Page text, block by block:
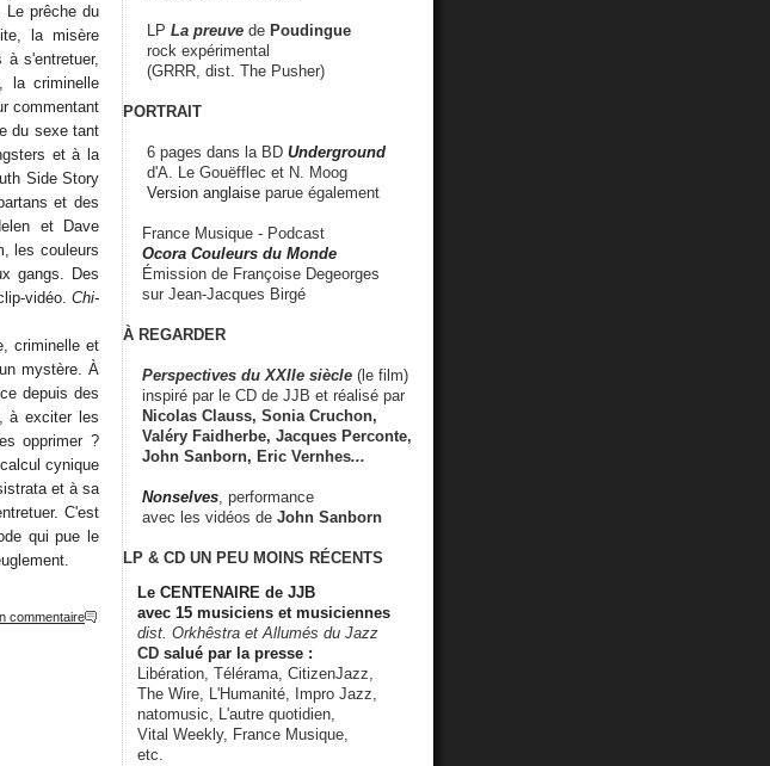
prêche du
la misère
s'entretuer,
la criminelle
commentant
du sexe tant
et à la
Side Story
et des
et Dave
les couleurs
gangs. Des
vidéo. Chi-
criminelle et
mystère. À
depuis des
à exciter les
opprimer ?
cynique
et à sa
C'est
qui pue le
commentaire
LP La preuve de Poudingue
rock expérimental
(GRRR, dist. The Pusher)
PORTRAIT
6 pages dans la BD Underground
d'A. Le Gouëfflec et N. Moog
Version anglaise parue également
France Musique - Podcast
Ocora Couleurs du Monde
Émission de Françoise Degeorges
sur Jean-Jacques Birgé
À REGARDER
Perspectives du XXIIe siècle (le film)
inspiré par le CD de JJB et réalisé par
Nicolas Clauss, Sonia Cruchon,
Valéry Faidherbe, Jacques Perconte,
John Sanborn, Eric Vernhes...
Nonselves , performance
avec les vidéos de John Sanborn
LP & CD UN PEU MOINS RÉCENTS
Le CENTENAIRE de JJB
avec 15 musiciens et musiciennes
dist. Orkhêstra et Allumés du Jazz
CD salué par la presse :
Libération, Télérama, CitizenJazz,
The Wire, L'Humanité, Impro Jazz,
natomusic, L'autre quotidien,
Vital Weekly, France Musique,
etc.